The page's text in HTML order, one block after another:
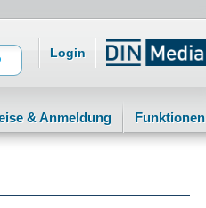
Login
& Anmeldung Funktionen